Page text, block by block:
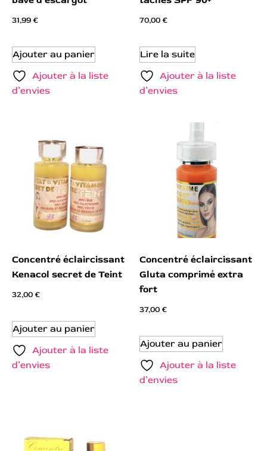
31,99€
Ajouter au panier
Ajouter à la liste
d’envies
70,00€
Lire la suite
Ajouter à la liste
d’envies
Concentré éclaircissant
Kenacol secret de Teint
32,00€
Ajouter au panier
Ajouter à la liste
d’envies
Concentré éclaircissant
Gluta comprimé extra
fort
37,00€
Ajouter au panier
Ajouter à la liste
d’envies